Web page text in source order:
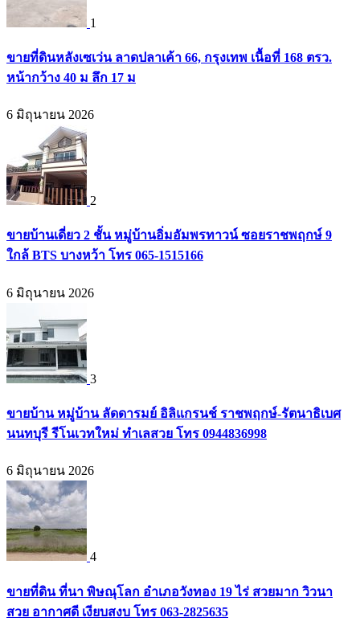
1
ขายที่ดินหลังเซเว่น ลาดปลาเค้า 66, กรุงเทพ เนื้อที่ 168 ตรว.
หน้ากว้าง 40 ม ลึก 17 ม
6 มิถุนายน 2026
2
ขายบ้านเดี่ยว 2 ชั้น หมู่บ้านอิ่มอัมพรทาวน์ ซอยราชพฤกษ์ 9
ใกล้ BTS บางหว้า โทร 065-1515166
6 มิถุนายน 2026
3
ขายบ้าน หมู่บ้าน ลัดดารมย์ อิลิแกรนช์ ราชพฤกษ์-รัตนาธิเบศ
นนทบุรี รีโนเวทใหม่ ทำเลสวย โทร 0944836998
6 มิถุนายน 2026
4
ขายที่ดิน ที่นา พิษณุโลก อำเภอวังทอง 19 ไร่ สวยมาก วิวนา
สวย อากาศดี เงียบสงบ โทร 063-2825635